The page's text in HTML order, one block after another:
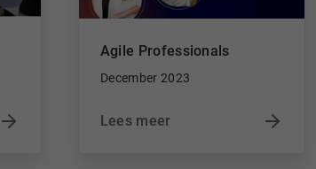
Agile Professionals
December 2023
Lees meer